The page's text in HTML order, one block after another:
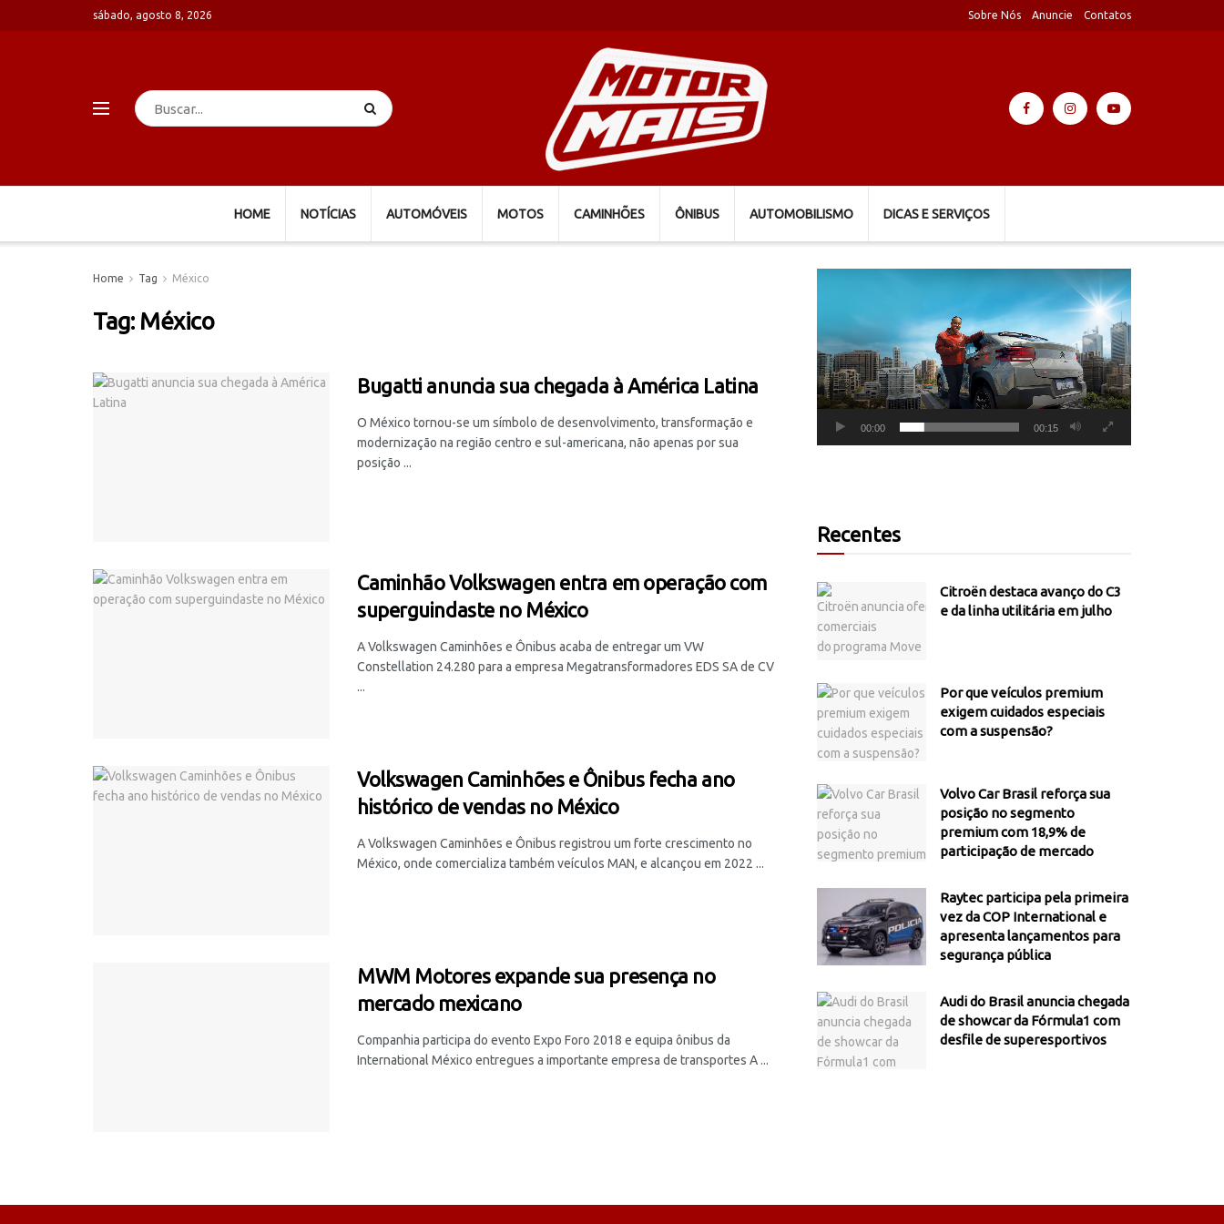
sábado, agosto 8, 2026 Sobre Nós Anuncie Contatos
HOME NOTÍCIAS AUTOMÓVEIS MOTOS CAMINHÕES ÔNIBUS AUTOMOBILISMO DICAS E SERVIÇOS
Home Tag México
Tag: México
Bugatti anuncia sua chegada à América Latina
O México tornou-se um símbolo de desenvolvimento, transformação e
modernização na região centro e sul-americana, não apenas por sua
posição ...
Caminhão Volkswagen entra em operação com
superguindaste no México
A Volkswagen Caminhões e Ônibus acaba de entregar um VW
Constellation 24.280 para a empresa Megatransformadores EDS SA de CV
...
Volkswagen Caminhões e Ônibus fecha ano
histórico de vendas no México
A Volkswagen Caminhões e Ônibus registrou um forte crescimento no
México, onde comercializa também veículos MAN, e alcançou em 2022 ...
MWM Motores expande sua presença no
mercado mexicano
Companhia participa do evento Expo Foro 2018 e equipa ônibus da
International México entregues a importante empresa de transportes A ...
00:00 00:15
Recentes
Citroën destaca avanço do C3
e da linha utilitária em julho
Por que veículos premium
exigem cuidados especiais
com a suspensão?
Volvo Car Brasil reforça sua
posição no segmento
premium com 18,9% de
participação de mercado
Raytec participa pela primeira
vez da COP International e
apresenta lançamentos para
segurança pública
Audi do Brasil anuncia chegada
de showcar da Fórmula1 com
desfile de superesportivos